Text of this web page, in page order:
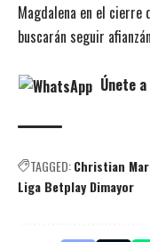
Magdalena en el cierre
buscarán seguir
Únete
TAGGED:Christian
Liga Betplay Dimayor